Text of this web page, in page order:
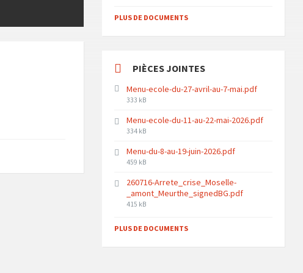
PLUS DE DOCUMENTS
PIÈCES JOINTES
Menu-ecole-du-27-avril-au-7-mai.pdf
File
333 kB
Menu-ecole-du-11-au-22-mai-2026.pdf
File
334 kB
Menu-du-8-au-19-juin-2026.pdf
File
459 kB
260716-Arrete_crise_Moselle-
_amont_Meurthe_signedBG.pdf
File
415 kB
PLUS DE DOCUMENTS